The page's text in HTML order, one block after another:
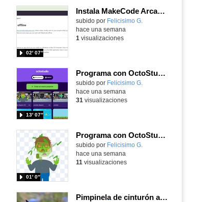
Instala MakeCode Arcade offline para programar grandes juegos sin necesidad de Internet
Contenido educativo.
subido por Felicisimo G.
02′ 07″
hace una semana
1 visualizaciones
Programa con OctoStudio, un juego de disparos contra Zombies con un cargador basado en el House of the dead
Contenido educativo.
subido por Felicisimo G.
13′ 07″
hace una semana
31 visualizaciones
Programa con OctoStudio, un juego homenajeando al House of the dead con Zombies
Contenido educativo.
subido por Felicisimo G.
01′ 0″
hace una semana
11 visualizaciones
Pimpinela de cinturón amarillo Amata phegea (Linnaeus, 1758)